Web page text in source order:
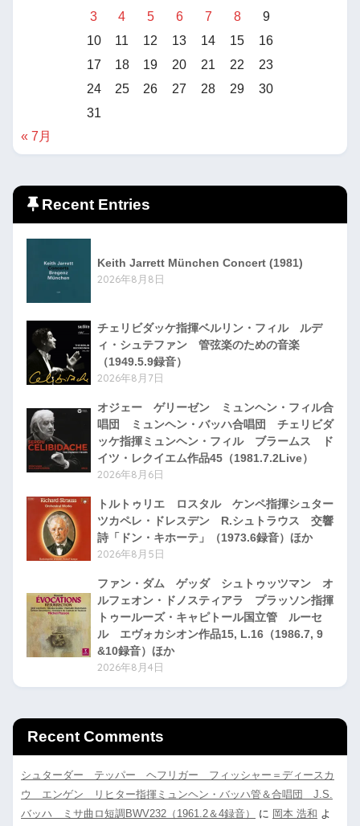
3
4 5 6 7 8
9
10
11 12 13 14 15
16
17
18 19 20 21 22
23
24
25 26 27 28 29
30
31
« 7月
Recent Entries
Keith Jarrett München Concert (1981)
2026年8月8日
チェリビダッケ指揮ベルリン・フィル ルデ
ィ・シュテファン 管弦楽のための音楽
（1949.5.9録音）
2026年8月7日
オジェー ゲリーゼン ミュンヘン・フィル合
唱団 ミュンヘン・バッハ合唱団 チェリビダ
ッケ指揮ミュンヘン・フィル ブラームス ド
イツ・レクイエム作品45（1981.7.2Live）
2026年8月6日
トルトゥリエ ロスタル ケンペ指揮シュター
ツカペレ・ドレスデン R.シュトラウス 交響
詩「ドン・キホーテ」（1973.6録音）ほか
2026年8月5日
ファン・ダム ゲッダ シュトゥッツマン オ
ルフェオン・ドノスティアラ プラッソン指揮
トゥールーズ・キャピトール国立管 ルーセ
ル エヴォカシオン作品15, L.16（1986.7, 9
&10録音）ほか
2026年8月4日
Recent Comments
シュターダー テッパー ヘフリガー フィッシャー＝ディースカ
ウ エンゲン リヒター指揮ミュンヘン・バッハ管＆合唱団 J.S.
バッハ ミサ曲ロ短調BWV232（1961.2＆4録音）
に 岡本 浩和 よ